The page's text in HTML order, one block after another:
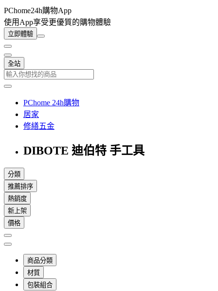
PChome24h購物App
使用App享受更優質的購物體驗
立即體驗
全站
PChome 24h購物
居家
修繕五金
DIBOTE 迪伯特 手工具
分類
推薦排序
熱銷度
新上架
價格
商品分類
材質
包裝組合